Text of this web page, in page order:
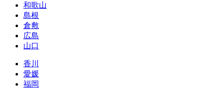
和歌山
島根
倉敷
広島
山口
香川
愛媛
福岡